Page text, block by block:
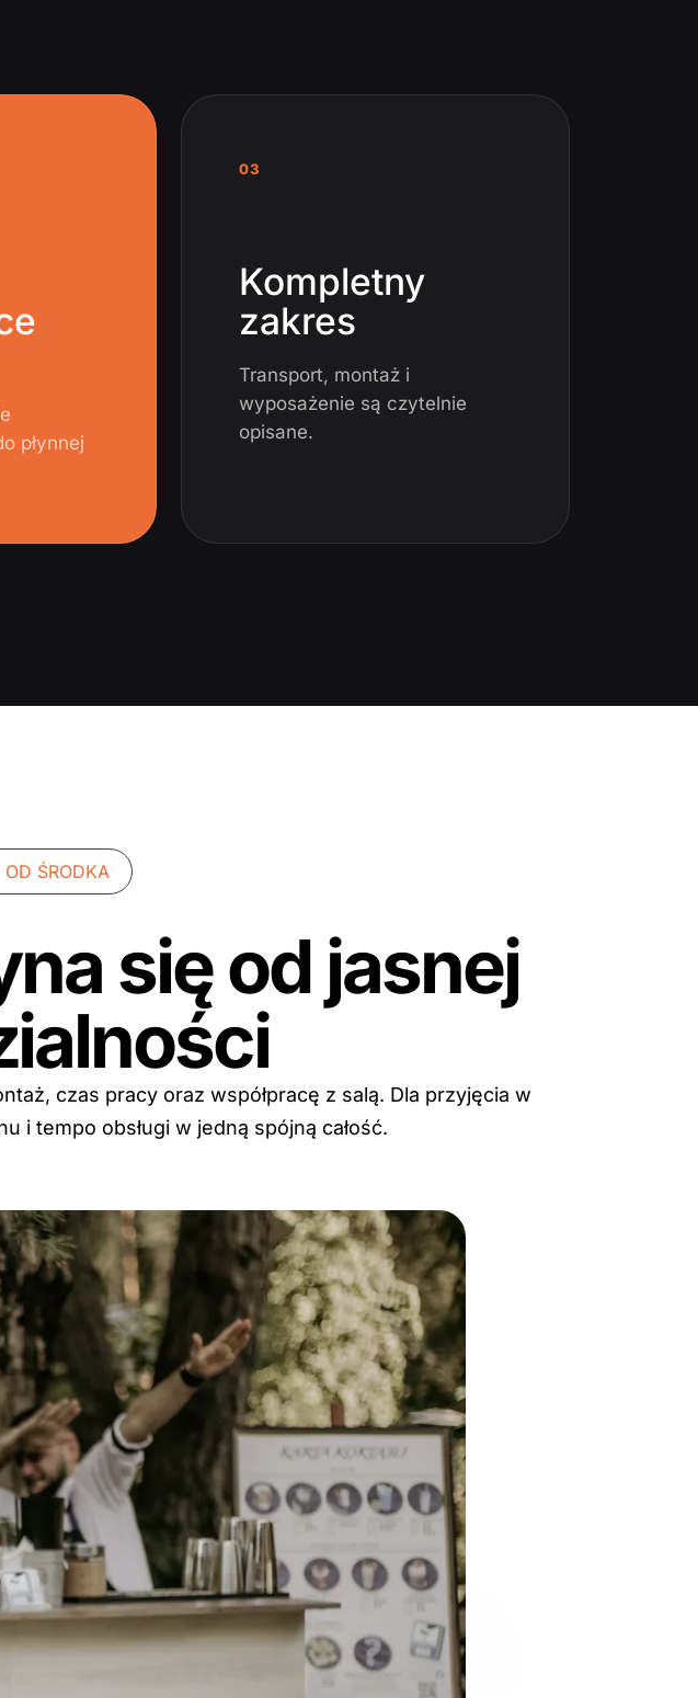
płynnej
03
Kompletny
zakres
Transport, montaż i
wyposażenie są czytelnie
opisane.
ŚRODKA
się od jasnej
czas pracy oraz współpracę z salą. Dla przyjęcia w
i tempo obsługi w jedną spójną całość.